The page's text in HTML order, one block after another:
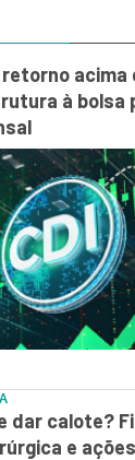
acima
à bolsa
dar calote?
e